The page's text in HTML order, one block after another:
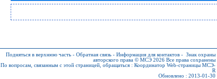
Подняться в верхнюю часть - Обратная связь - Информация для контактов - Знак охраны
авторского права © МСЭ 2026 Все права сохранены
По вопросам, связанным с этой страницей, обращаться : Координатор Web-страницы МСЭ-
R
Обновлено : 2013-01-30